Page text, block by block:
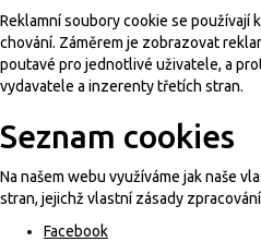
Reklamní soubory cookie se používají
chování. Záměrem je zobrazovat
poutavé pro jednotlivé uživatele, a
vydavatele a inzerenty třetích stran.
Seznam cookies
Na našem webu využíváme jak naše
stran, jejichž vlastní zásady
Facebook